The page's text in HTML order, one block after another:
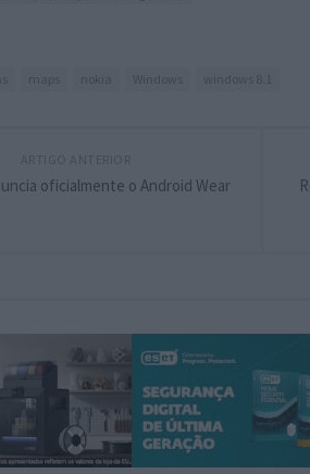
oficialmente o Android Wear